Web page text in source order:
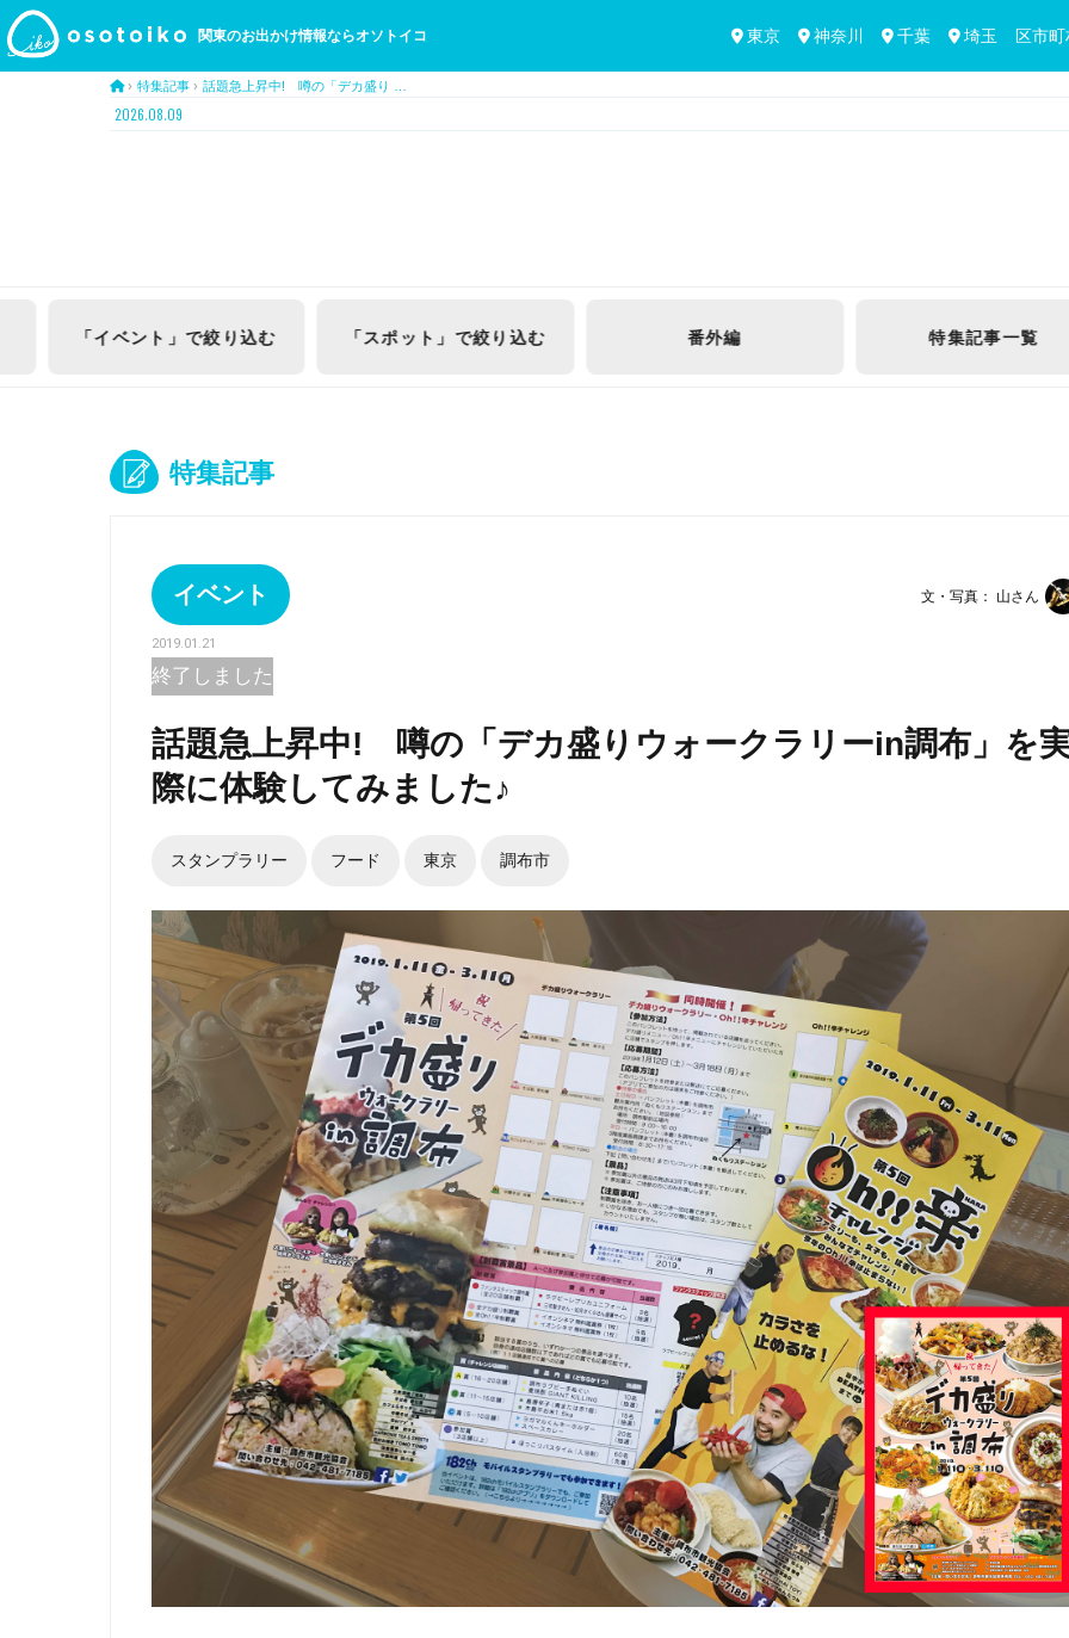
関東のお出かけ情報ならオソトイコ 東京 神奈川 千葉 埼玉 区市
› 特集記事 › 話題急上昇中! 噂の「デカ盛り …
2026.08.09
「スポット」で絞り込む 番外編 特集記事一覧 ダイソー特集
特集記事
イベント 文・写真： 山さん
2019.01.21
終了しました
話題急上昇中! 噂の「デカ盛りウォークラリーin調布」を
際に体験してみました♪
スタンプラリー フード 東京 調布市